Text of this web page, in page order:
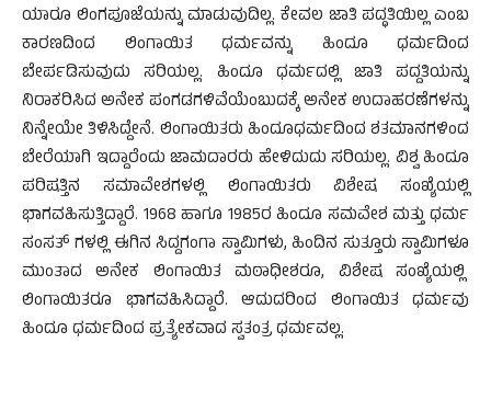
ಯಾರೂ ಲಿಂಗಪೂಜೆಯನ್ನು ಮಾಡುವುದಿಲ್ಲ. ಕೇವಲ ಜಾತಿ ಪದ್ಧತಿಯಿಲ್ಲ ಎಂಬ
ಕಾರಣದಿಂದ ಲಿಂಗಾಯಿತ ಧರ್ಮವನ್ನು ಹಿಂದೂ ಧರ್ಮದಿಂದ
ಬೇರ್ಪಡಿಸುವುದು ಸರಿಯಲ್ಲ. ಹಿಂದೂ ಧರ್ಮದಲ್ಲಿ ಜಾತಿ ಪದ್ದತಿಯನ್ನು
ನಿರಾಕರಿಸಿದ ಅನೇಕ ಪಂಗಡಗಳಿವೆಯೆಂಬುದಕ್ಕೆ ಅನೇಕ ಉದಾಹರಣೆಗಳನ್ನು
ನಿನ್ನೇಯೇ ತಿಳಿಸಿದ್ದೇನೆ. ಲಿಂಗಾಯಿತರು ಹಿಂದೂಧರ್ಮದಿಂದ ಶತಮಾನಗಳಿಂದ
ಬೇರೆಯಾಗಿ ಇದ್ದಾರೆಂದು ಜಾಮದಾರರು ಹೇಳಿದುದು ಸರಿಯಲ್ಲ. ವಿಶ್ವ ಹಿಂದೂ
ಪರಿಷತ್ತಿನ ಸಮಾವೇಶಗಳಲ್ಲಿ ಲಿಂಗಾಯಿತರು ವಿಶೇಷ ಸಂಖ್ಯೆಯಲ್ಲಿ
ಭಾಗವಹಿಸುತ್ತಿದ್ದಾರೆ. 1968 ಹಾಗೂ 1985ರ ಹಿಂದೂ ಸಮವೇಶ ಮತ್ತು ಧರ್ಮ
ಸಂಸತ್ ಗಳಲ್ಲಿ ಈಗಿನ ಸಿದ್ದಗಂಗಾ ಸ್ವಾಮಿಗಳು, ಹಿಂದಿನ ಸುತ್ತೂರು ಸ್ವಾಮಿಗಳೂ
ಮುಂತಾದ ಅನೇಕ ಲಿಂಗಾಯಿತ ಮಠಾಧೀಶರೂ, ವಿಶೇಷ ಸಂಖ್ಯೆಯಲ್ಲಿ
ಲಿಂಗಾಯಿತರೂ ಭಾಗವಹಿಸಿದ್ದಾರೆ. ಆದುದರಿಂದ ಲಿಂಗಾಯಿತ ಧರ್ಮವು
ಹಿಂದೂ ಧರ್ಮದಿಂದ ಪ್ರತ್ಯೇಕವಾದ ಸ್ವತಂತ್ರ ಧರ್ಮವಲ್ಲ.